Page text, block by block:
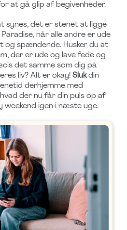
at gå glip af begivenheder.
synes, det er stenet at ligge
når alle andre er ude
og spændende. Husker du at
der er ude og lave fede og
det samme som dig på
liv? Alt er okay! Slukdin
derhjemme med
hvad der nu får din puls op af
weekend igen i næste uge.